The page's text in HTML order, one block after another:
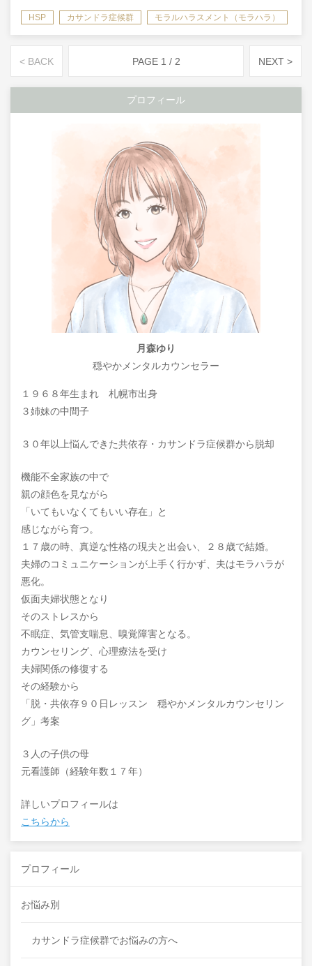
HSP カサンドラ症候群 モラルハラスメント（モラハラ）
< BACK PAGE 1 / 2 NEXT >
プロフィール
月森ゆり
穏やかメンタルカウンセラー
１９６８年生まれ 札幌市出身
３姉妹の中間子
３０年以上悩んできた共依存・カサンドラ症候群から脱却
機能不全家族の中で
親の顔色を見ながら
「いてもいなくてもいい存在」と
感じながら育つ。
１７歳の時、真逆な性格の現夫と出会い、２８歳で結婚。
夫婦のコミュニケーションが上手く行かず、夫はモラハラが
悪化。
仮面夫婦状態となり
そのストレスから
不眠症、気管支喘息、嗅覚障害となる。
カウンセリング、心理療法を受け
夫婦関係の修復する
その経験から
「脱・共依存９０日レッスン 穏やかメンタルカウンセリン
グ」考案
３人の子供の母
元看護師（経験年数１７年）
詳しいプロフィールは
こちらから
プロフィール
お悩み別
カサンドラ症候群でお悩みの方へ